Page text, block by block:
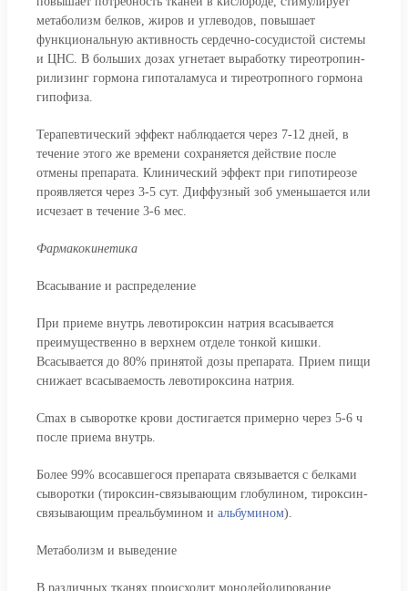
метаболизм белков, жиров и углеводов, повышает
функциональную активность сердечно-сосудистой системы
и ЦНС. В больших дозах угнетает выработку тиреотропин-
рилизинг гормона гипоталамуса и тиреотропного гормона
гипофиза.
Терапевтический эффект наблюдается через 7-12 дней, в
течение этого же времени сохраняется действие после
отмены препарата. Клинический эффект при гипотиреозе
проявляется через 3-5 сут. Диффузный зоб уменьшается или
исчезает в течение 3-6 мес.
Фармакокинетика
Всасывание и распределение
При приеме внутрь левотироксин натрия всасывается
преимущественно в верхнем отделе тонкой кишки.
Всасывается до 80% принятой дозы препарата. Прием пищи
снижает всасываемость левотироксина натрия.
Cmax в сыворотке крови достигается примерно через 5-6 ч
после приема внутрь.
Более 99% всосавшегося препарата связывается с белками
сыворотки (тироксин-связывающим глобулином, тироксин-
связывающим преальбумином и альбумином).
Метаболизм и выведение
В различных тканях происходит монодейодирование